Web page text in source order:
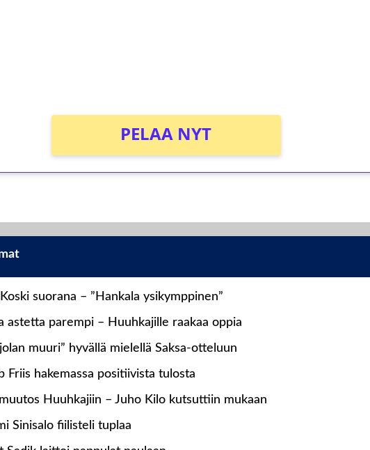
PELAA NYT
suorana – ”Hankala ysikymppinen”
astetta parempi – Huuhkajille raakaa oppia
muuri” hyvällä mielellä Saksa-otteluun
Friis hakemassa positiivista tulosta
Huuhkajiin – Juho Kilo kutsuttiin mukaan
Sinisalo fiilisteli tuplaa